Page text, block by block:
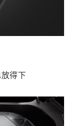
得下